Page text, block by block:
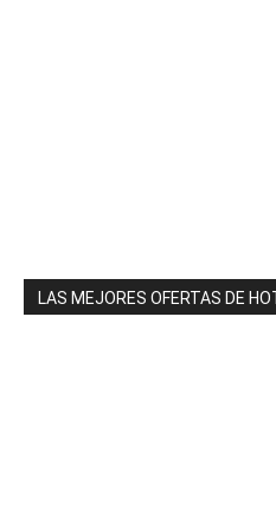
LAS MEJORES OFERTAS DE